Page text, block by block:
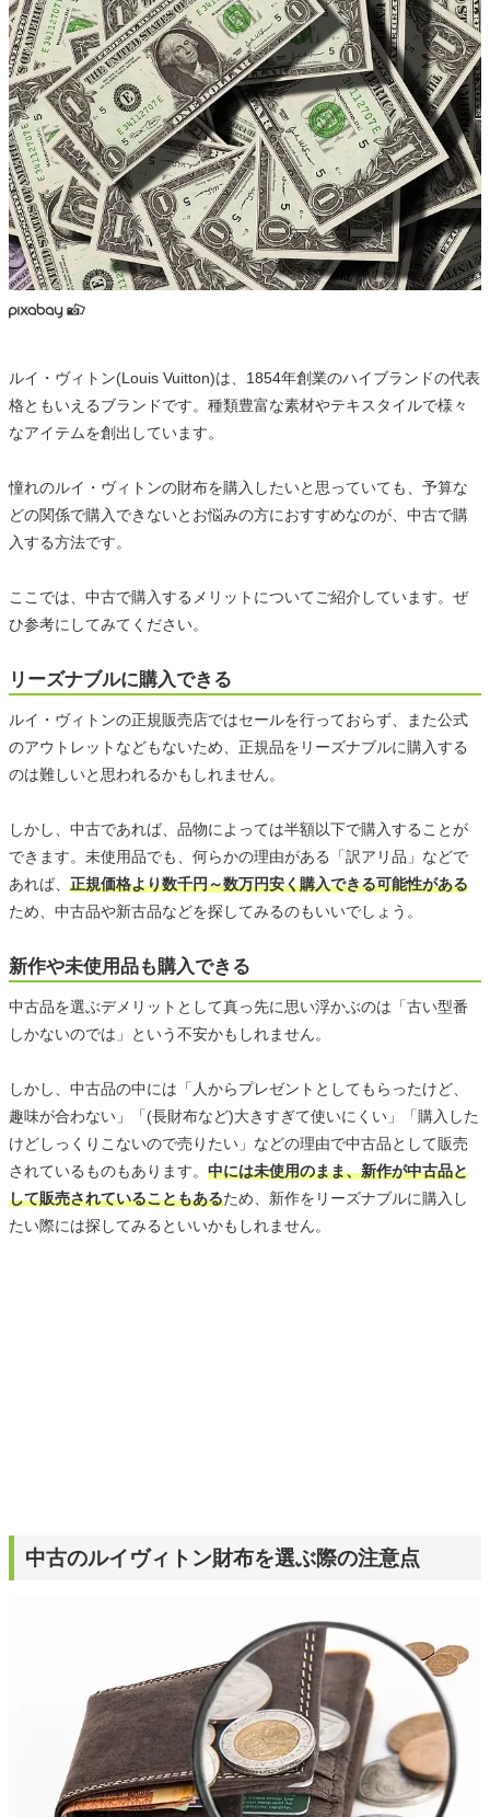
ルイ・ヴィトン(Louis Vuitton)は、1854年創業のハイブランドの代表
格ともいえるブランドです。種類豊富な素材やテキスタイルで様々
なアイテムを創出しています。
憧れのルイ・ヴィトンの財布を購入したいと思っていても、予算な
どの関係で購入できないとお悩みの方におすすめなのが、中古で購
入する方法です。
ここでは、中古で購入するメリットについてご紹介しています。ぜ
ひ参考にしてみてください。
リーズナブルに購入できる
ルイ・ヴィトンの正規販売店ではセールを行っておらず、また公式
のアウトレットなどもないため、正規品をリーズナブルに購入する
のは難しいと思われるかもしれません。
しかし、中古であれば、品物によっては半額以下で購入することが
できます。未使用品でも、何らかの理由がある「訳アリ品」などで
あれば、 正規価格より数千円～数万円安く購入できる可能性がある
ため、中古品や新古品などを探してみるのもいいでしょう。
新作や未使用品も購入できる
中古品を選ぶデメリットとして真っ先に思い浮かぶのは「古い型番
しかないのでは」という不安かもしれません。
しかし、中古品の中には「人からプレゼントとしてもらったけど、
趣味が合わない」「(長財布など)大きすぎて使いにくい」「購入した
けどしっくりこないので売りたい」などの理由で中古品として販売
されているものもあります。 中には未使用のまま、新作が中古品と
して販売されていることもあるため、新作をリーズナブルに購入し
たい際には探してみるといいかもしれません。
中古のルイヴィトン財布を選ぶ際の注意点